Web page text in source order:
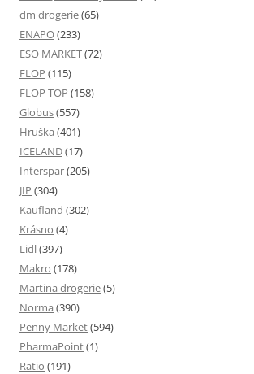
dm drogerie(65)
ENAPO(233)
ESO MARKET(72)
FLOP (115)
FLOP TOP (158)
Globus(557)
Hruška (401)
ICELAND(17)
Interspar(205)
JIP (304)
Kaufland (302)
Krásno (4)
Lidl(397)
Makro (178)
Martina drogerie(5)
Norma (390)
Penny Market(594)
PharmaPoint(1)
Ratio (191)